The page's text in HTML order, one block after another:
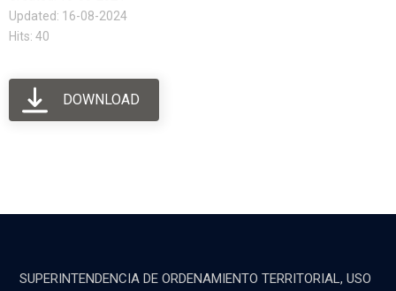
Updated: 16-08-2024
Hits: 40
DOWNLOAD
SUPERINTENDENCIA DE ORDENAMIENTO TERRITORIAL, USO